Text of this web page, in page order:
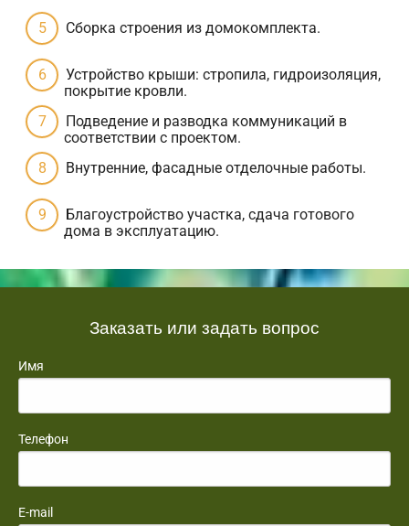
Сборка строения из домокомплекта.
Устройство крыши: стропила, гидроизоляция,
покрытие кровли.
Подведение и разводка коммуникаций в
соответствии с проектом.
Внутренние, фасадные отделочные работы.
Благоустройство участка, сдача готового
дома в эксплуатацию.
Заказать или задать вопрос
Имя
Телефон
E-mail